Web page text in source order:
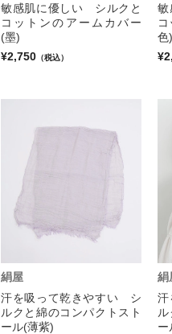
敏感肌に優しい シルクと
コットンのアームカバー
(墨)
¥2,750 （税込）
敏
色)
絹屋
汗を吸って乾きやすい シ
ルクと綿のコンパクトスト
ール(薄紫)
絹
ー